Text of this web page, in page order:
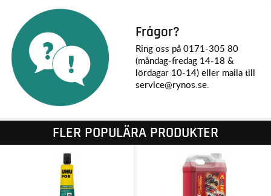
Frågor?
Ring oss på 0171-305 80
(måndag-fredag 14-18 &
lördagar 10-14) eller maila till
service@rynos.se.
FLER POPULÄRA PRODUKTER